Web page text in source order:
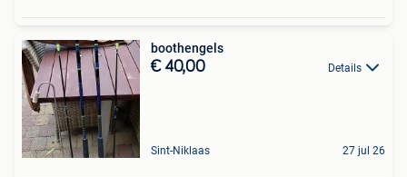
boothengels
€ 40,00 Details
Sint-Niklaas 27 jul 26